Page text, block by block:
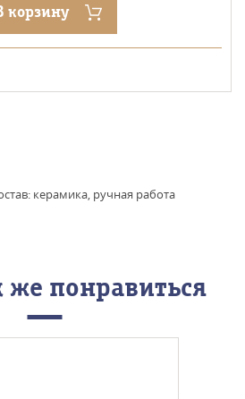
корзину
керамика, ручная работа
же понравиться